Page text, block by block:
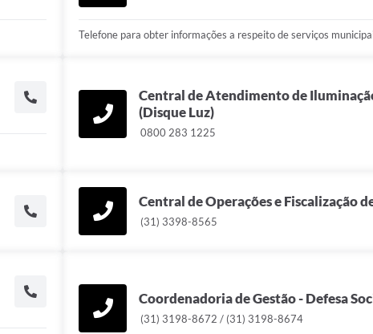
Telefone para obter informações a respeito de serviços
Central de Atendimento de
(Disque Luz)
0800 283 1225
Central de Operações e Fiscalização
(31) 3398-8565
Coordenadoria de Gestão - Defesa
(31) 3198-8672 / (31) 3198-8674